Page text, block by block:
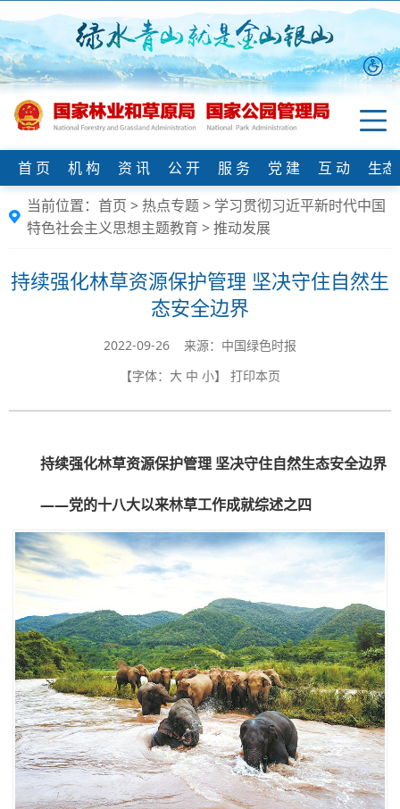
首 页 机 构 资 讯 公 开 服 务 党 建 互 动
生
当前位置： 首页 > 热点专题> 学习贯彻习近平新时代中国
特色社会主义思想主题教育 >推动发展
持续强化林草资源保护管理 坚决守住自然生
态安全边界
2022-09-26 来源：中国绿色时报
【字体： 大 中 小】 打印本页
持续强化林草资源保护管理 坚决守住自然生态安全边界
——党的十八大以来林草工作成就综述之四